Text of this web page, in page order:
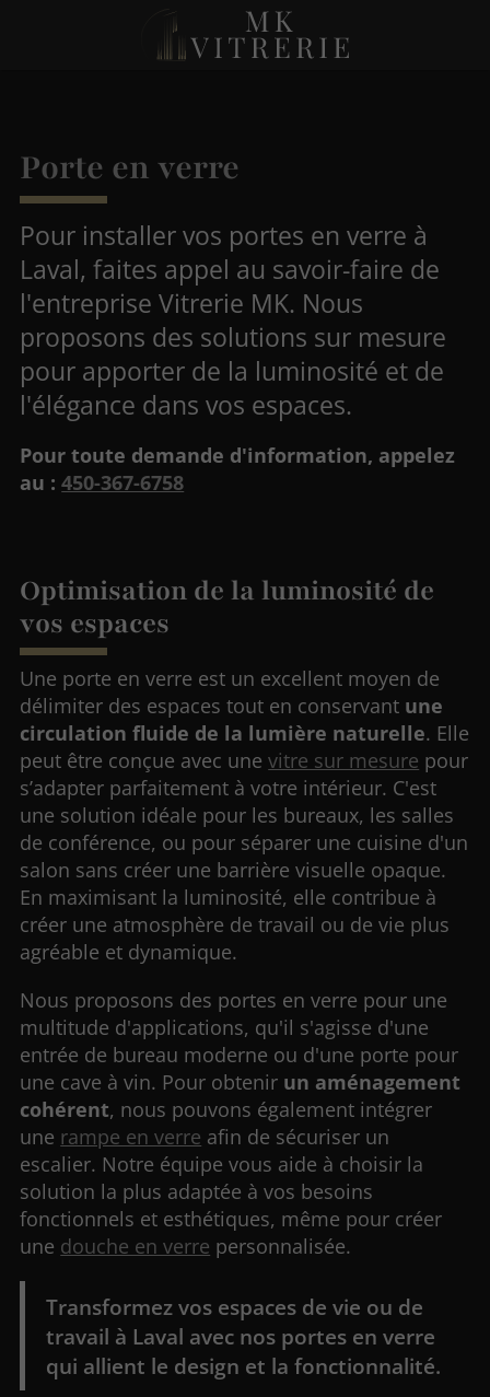
Porte en verre
Pour installer vos portes en verre à
Laval, faites appel au savoir-faire de
l'entreprise Vitrerie MK. Nous
proposons des solutions sur mesure
pour apporter de la luminosité et de
l'élégance dans vos espaces.
Pour toute demande d'information, appelez
au :450-367-6758
Optimisation de la luminosité de
vos espaces
Une porte en verre est un excellent moyen de
délimiter des espaces tout en conservant une
circulation fluide de la lumière naturelle. Elle
peut être conçue avec unevitre sur mesure pour
s’adapter parfaitement à votre intérieur. C'est
une solution idéale pour les bureaux, les salles
de conférence, ou pour séparer une cuisine d'un
salon sans créer une barrière visuelle opaque.
En maximisant la luminosité, elle contribue à
créer une atmosphère de travail ou de vie plus
agréable et dynamique.
Nous proposons des portes en verre pour une
multitude d'applications, qu'il s'agisse d'une
entrée de bureau moderne ou d'une porte pour
une cave à vin. Pour obtenir un aménagement
cohérent, nous pouvons également intégrer
une rampe en verre afin de sécuriser un
escalier. Notre équipe vous aide à choisir la
solution la plus adaptée à vos besoins
fonctionnels et esthétiques, même pour créer
une douche en verre personnalisée.
Transformez vos espaces de vie ou de
travail à Laval avec nos portes en verre
qui allient le design et la fonctionnalité.